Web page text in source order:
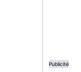
Publicité